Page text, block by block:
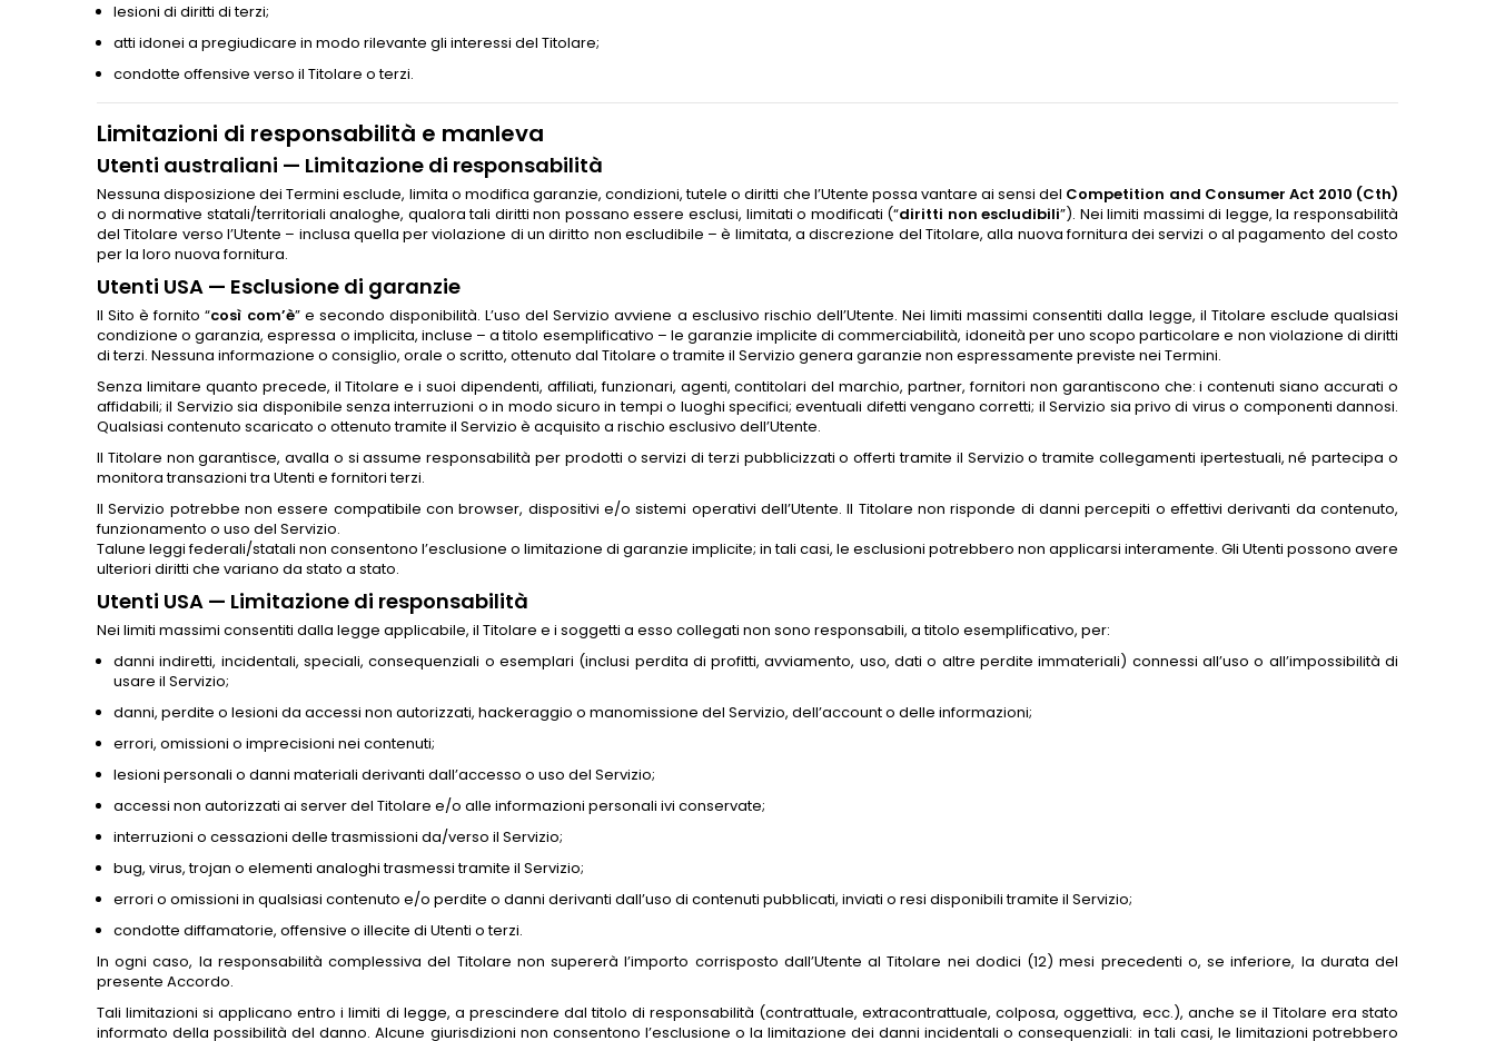
lesioni di diritti di terzi;
atti idonei a pregiudicare in modo rilevante gli interessi del Titolare;
condotte offensive verso il Titolare o terzi.
Limitazioni di responsabilità e manleva
Utenti australiani — Limitazione di responsabilità
Nessuna disposizione dei Termini esclude, limita o modifica garanzie, condizioni, tutele o diritti che l’Utente possa vantare ai sensi del Competition and Consumer Act 2010 (Cth)
o di normative statali/territoriali analoghe, qualora tali diritti non possano essere esclusi, limitati o modificati (“diritti non escludibili”). Nei limiti massimi di legge, la responsabilità
del Titolare verso l’Utente – inclusa quella per violazione di un diritto non escludibile – è limitata, a discrezione del Titolare, alla nuova fornitura dei servizi o al pagamento del costo
per la loro nuova fornitura.
Utenti USA — Esclusione di garanzie
Il Sito è fornito “così com’è” e secondo disponibilità. L’uso del Servizio avviene a esclusivo rischio dell’Utente. Nei limiti massimi consentiti dalla legge, il Titolare esclude qualsiasi
condizione o garanzia, espressa o implicita, incluse – a titolo esemplificativo – le garanzie implicite di commerciabilità, idoneità per uno scopo particolare e non violazione di diritti
di terzi. Nessuna informazione o consiglio, orale o scritto, ottenuto dal Titolare o tramite il Servizio genera garanzie non espressamente previste nei Termini.
Senza limitare quanto precede, il Titolare e i suoi dipendenti, affiliati, funzionari, agenti, contitolari del marchio, partner, fornitori non garantiscono che: i contenuti siano accurati o
affidabili; il Servizio sia disponibile senza interruzioni o in modo sicuro in tempi o luoghi specifici; eventuali difetti vengano corretti; il Servizio sia privo di virus o componenti dannosi.
Qualsiasi contenuto scaricato o ottenuto tramite il Servizio è acquisito a rischio esclusivo dell’Utente.
Il Titolare non garantisce, avalla o si assume responsabilità per prodotti o servizi di terzi pubblicizzati o offerti tramite il Servizio o tramite collegamenti ipertestuali, né partecipa o
monitora transazioni tra Utenti e fornitori terzi.
Il Servizio potrebbe non essere compatibile con browser, dispositivi e/o sistemi operativi dell’Utente. Il Titolare non risponde di danni percepiti o effettivi derivanti da contenuto,
funzionamento o uso del Servizio.
Talune leggi federali/statali non consentono l’esclusione o limitazione di garanzie implicite; in tali casi, le esclusioni potrebbero non applicarsi interamente. Gli Utenti possono avere
ulteriori diritti che variano da stato a stato.
Utenti USA — Limitazione di responsabilità
Nei limiti massimi consentiti dalla legge applicabile, il Titolare e i soggetti a esso collegati non sono responsabili, a titolo esemplificativo, per:
danni indiretti, incidentali, speciali, consequenziali o esemplari (inclusi perdita di profitti, avviamento, uso, dati o altre perdite immateriali) connessi all’uso o all’impossibilità di
usare il Servizio;
danni, perdite o lesioni da accessi non autorizzati, hackeraggio o manomissione del Servizio, dell’account o delle informazioni;
errori, omissioni o imprecisioni nei contenuti;
lesioni personali o danni materiali derivanti dall’accesso o uso del Servizio;
accessi non autorizzati ai server del Titolare e/o alle informazioni personali ivi conservate;
interruzioni o cessazioni delle trasmissioni da/verso il Servizio;
bug, virus, trojan o elementi analoghi trasmessi tramite il Servizio;
errori o omissioni in qualsiasi contenuto e/o perdite o danni derivanti dall’uso di contenuti pubblicati, inviati o resi disponibili tramite il Servizio;
condotte diffamatorie, offensive o illecite di Utenti o terzi.
In ogni caso, la responsabilità complessiva del Titolare non supererà l’importo corrisposto dall’Utente al Titolare nei dodici (12) mesi precedenti o, se inferiore, la durata del
presente Accordo.
Tali limitazioni si applicano entro i limiti di legge, a prescindere dal titolo di responsabilità (contrattuale, extracontrattuale, colposa, oggettiva, ecc.), anche se il Titolare era stato
informato della possibilità del danno. Alcune giurisdizioni non consentono l’esclusione o la limitazione dei danni incidentali o consequenziali: in tali casi, le limitazioni potrebbero